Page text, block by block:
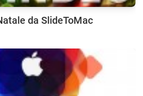
da SlideToMac